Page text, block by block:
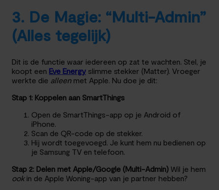
3. De Magie: “Multi-Admin”
(Alles tegelijk)
Dit is de functie waar iedereen op zat te wachten. Stel, je
koopt een Eve Energy slimme stekker (Matter). Vroeger
werkte die alleen met Apple. Nu doe je dit:
Stap 1: Koppelen aan SmartThings
Open de SmartThings-app op je Android of
iPhone.
Scan de QR-code op de stekker.
Hij wordt toegevoegd. Je kunt hem nu bedienen op
je Samsung TV en telefoon.
Stap 2: Delen met Apple/Google (Multi-Admin) Wil je hem
ookin de Apple Woning-app van je partner hebben?